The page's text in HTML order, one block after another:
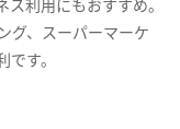
利用にもおすすめ。
グ、スーパーマーケ
す。